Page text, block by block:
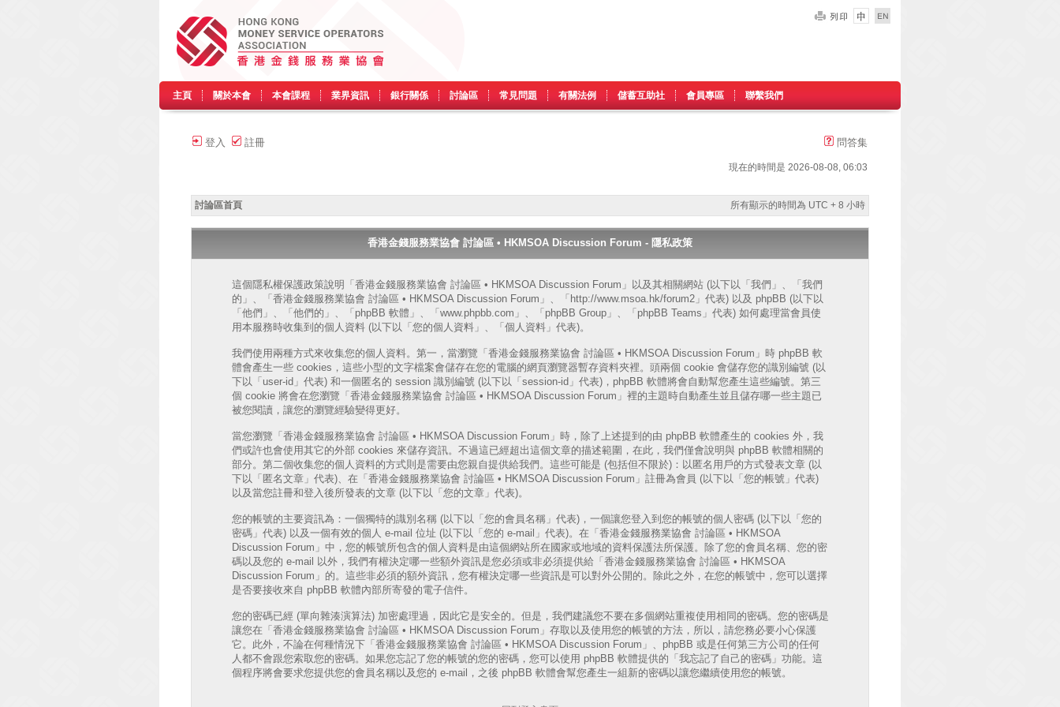
主頁 關於本會 本會課程 業界資訊 銀行關係 討論區 常見問題 有關法例 儲蓄互助社 會員專區 聯繫我們
登入 註冊 問答集
現在的時間是 2026-08-08, 06:03
討論區首頁 所有顯示的時間為 UTC + 8 小時
香港金錢服務業協會 討論區 • HKMSOA Discussion Forum - 隱私政策
這個隱私權保護政策說明「香港金錢服務業協會 討論區 • HKMSOA Discussion Forum」以及其相關網站 (以下以「我們」、「我們
的」、「香港金錢服務業協會 討論區 • HKMSOA Discussion Forum」、「http://www.msoa.hk/forum2」代表) 以及 phpBB (以下以
「他們」、「他們的」、「phpBB 軟體」、「www.phpbb.com」、「phpBB Group」、「phpBB Teams」代表) 如何處理當會員使
用本服務時收集到的個人資料 (以下以「您的個人資料」、「個人資料」代表)。
我們使用兩種方式來收集您的個人資料。第一，當瀏覽「香港金錢服務業協會 討論區 • HKMSOA Discussion Forum」時 phpBB 軟
體會產生一些 cookies，這些小型的文字檔案會儲存在您的電腦的網頁瀏覽器暫存資料夾裡。頭兩個 cookie 會儲存您的識別編號 (以
下以「user-id」代表) 和一個匿名的 session 識別編號 (以下以「session-id」代表)，phpBB 軟體將會自動幫您產生這些編號。第三
個 cookie 將會在您瀏覽「香港金錢服務業協會 討論區 • HKMSOA Discussion Forum」裡的主題時自動產生並且儲存哪一些主題已
被您閱讀，讓您的瀏覽經驗變得更好。
當您瀏覽「香港金錢服務業協會 討論區 • HKMSOA Discussion Forum」時，除了上述提到的由 phpBB 軟體產生的 cookies 外，我
們或許也會使用其它的外部 cookies 來儲存資訊。不過這已經超出這個文章的描述範圍，在此，我們僅會說明與 phpBB 軟體相關的
部分。第二個收集您的個人資料的方式則是需要由您親自提供給我們。這些可能是 (包括但不限於)：以匿名用戶的方式發表文章 (以
下以「匿名文章」代表)、在「香港金錢服務業協會 討論區 • HKMSOA Discussion Forum」註冊為會員 (以下以「您的帳號」代表)
以及當您註冊和登入後所發表的文章 (以下以「您的文章」代表)。
您的帳號的主要資訊為：一個獨特的識別名稱 (以下以「您的會員名稱」代表)，一個讓您登入到您的帳號的個人密碼 (以下以「您的
密碼」代表) 以及一個有效的個人 e-mail 位址 (以下以「您的 e-mail」代表)。在「香港金錢服務業協會 討論區 • HKMSOA
Discussion Forum」中，您的帳號所包含的個人資料是由這個網站所在國家或地域的資料保護法所保護。除了您的會員名稱、您的密
碼以及您的 e-mail 以外，我們有權決定哪一些額外資訊是您必須或非必須提供給「香港金錢服務業協會 討論區 • HKMSOA
Discussion Forum」的。這些非必須的額外資訊，您有權決定哪一些資訊是可以對外公開的。除此之外，在您的帳號中，您可以選擇
是否要接收來自 phpBB 軟體內部所寄發的電子信件。
您的密碼已經 (單向雜湊演算法) 加密處理過，因此它是安全的。但是，我們建議您不要在多個網站重複使用相同的密碼。您的密碼是
讓您在「香港金錢服務業協會 討論區 • HKMSOA Discussion Forum」存取以及使用您的帳號的方法，所以，請您務必要小心保護
它。此外，不論在何種情況下「香港金錢服務業協會 討論區 • HKMSOA Discussion Forum」、phpBB 或是任何第三方公司的任何
人都不會跟您索取您的密碼。如果您忘記了您的帳號的您的密碼，您可以使用 phpBB 軟體提供的「我忘記了自己的密碼」功能。這
個程序將會要求您提供您的會員名稱以及您的 e-mail，之後 phpBB 軟體會幫您產生一組新的密碼以讓您繼續使用您的帳號。